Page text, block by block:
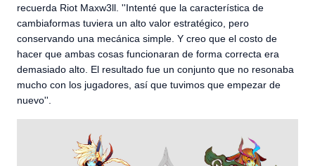
recuerda Riot Maxw3ll. ''Intenté que la característica de
cambiaformas tuviera un alto valor estratégico, pero
conservando una mecánica simple. Y creo que el costo de
hacer que ambas cosas funcionaran de forma correcta era
demasiado alto. El resultado fue un conjunto que no resonaba
mucho con los jugadores, así que tuvimos que empezar de
nuevo''.